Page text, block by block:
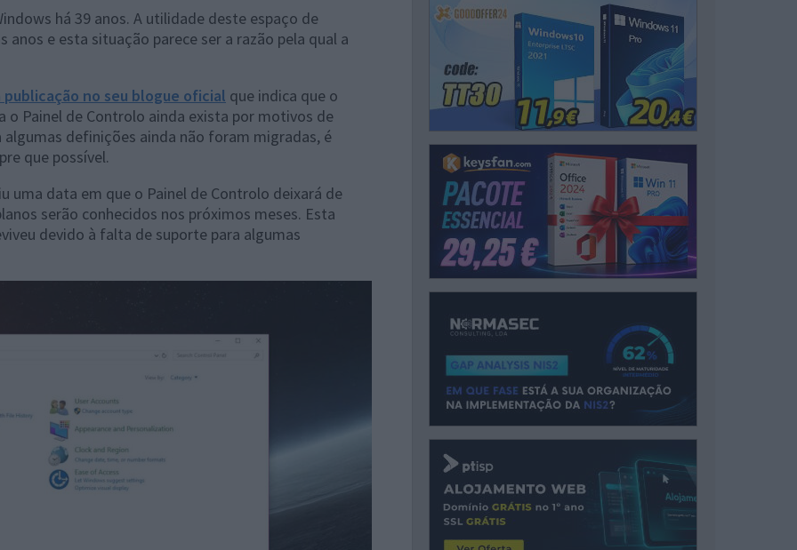
há 39 anos. A utilidade deste espaço de
e esta situação parece ser a razão pela qual a
publicação no seu blogue oficial que indica que o
o Painel de Controlo ainda exista por motivos de
definições ainda não foram migradas, é
que possível.
uma data em que o Painel de Controlo deixará de
serão conhecidos nos próximos meses. Esta
devido à falta de suporte para algumas